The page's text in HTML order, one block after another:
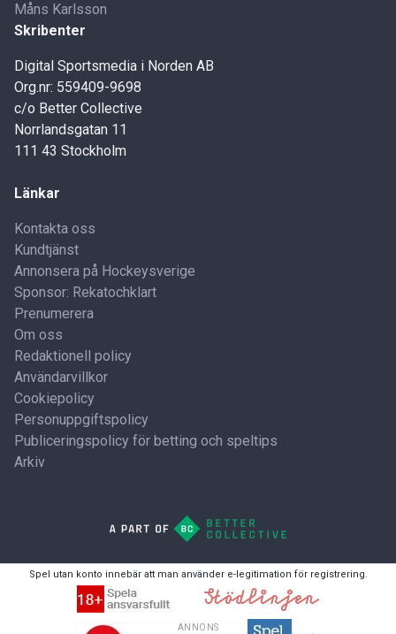
ANNONS
Måns Karlsson
Skribenter
Digital Sportsmedia i Norden AB
Org.nr: 559409-9698
c/o Better Collective
Norrlandsgatan 11
111 43 Stockholm
Länkar
Kontakta oss
Kundtjänst
Annonsera på Hockeysverige
Sponsor: Rekatochklart
Prenumerera
Om oss
Redaktionell policy
Användarvillkor
Cookiepolicy
Personuppgiftspolicy
Publiceringspolicy för betting och speltips
Arkiv
Spel utan konto innebär att man använder e-legitimation för registrering.